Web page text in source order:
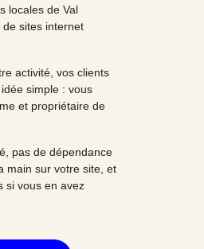
locales de Val
de sites internet
activité, vos clients
simple : vous
et propriétaire de
pas de dépendance
main sur votre site, et
si vous en avez